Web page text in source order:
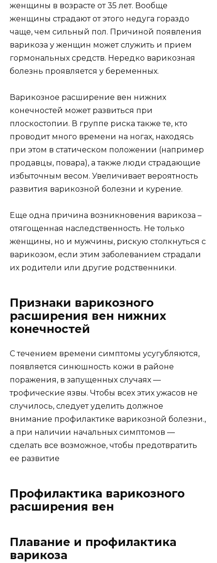
женщины в возрасте от 35 лет. Вообще
женщины страдают от этого недуга гораздо
чаще, чем сильный пол. Причиной появления
варикоза у женщин может служить и прием
гормональных средств. Нередко варикозная
болезнь проявляется у беременных.
Варикозное расширение вен нижних
конечностей может развиться при
плоскостопии. В группе риска также те, кто
проводит много времени на ногах, находясь
при этом в статическом положении (например
продавцы, повара), а также люди страдающие
избыточным весом. Увеличивает вероятность
развития варикозной болезни и курение.
Еще одна причина возникновения варикоза –
отягощенная наследственность. Не только
женщины, но и мужчины, рискую столкнуться с
варикозом, если этим заболеванием страдали
их родители или другие родственники.
Признаки варикозного
расширения вен нижних
конечностей
С течением времени симптомы усугубляются,
появляется синюшность кожи в районе
поражения, в запущенных случаях —
трофические язвы. Чтобы всех этих ужасов не
случилось, следует уделить должное
внимание профилактике варикозной болезни.,
а при наличии начальных симптомов —
сделать все возможное, чтобы предотвратить
ее развитие
Профилактика варикозного
расширения вен
Плавание и профилактика
варикоза